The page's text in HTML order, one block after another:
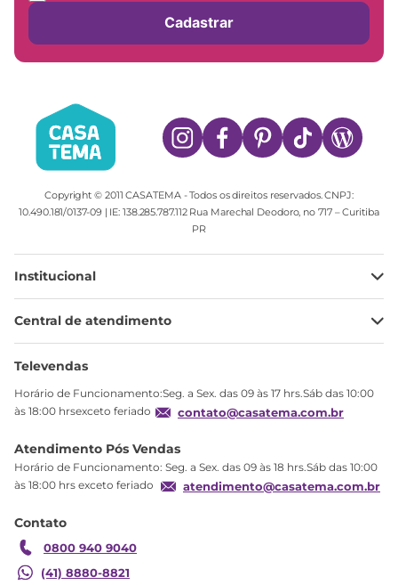
Cadastrar
Copyright © 2011 CASATEMA - Todos os direitos reservados. CNPJ:
10.490.181/0137-09 | IE: 138.285.787.112 Rua Marechal Deodoro, no 717 – Curitiba
PR
Institucional
Minha Conta
Meus pedidos
Troca
Garantia
Central de atendimento
Ajuda
Televendas
Horário de Funcionamento:Seg. a Sex. das 09 às 17 hrs.Sáb das 10:00
às 18:00 hrsexceto feriado
contato@casatema.com.br
Atendimento Pós Vendas
Horário de Funcionamento: Seg. a Sex. das 09 às 18 hrs.Sáb das 10:00
às 18:00 hrs exceto feriado
atendimento@casatema.com.br
Contato
0800 940 9040
(41) 8880-8821